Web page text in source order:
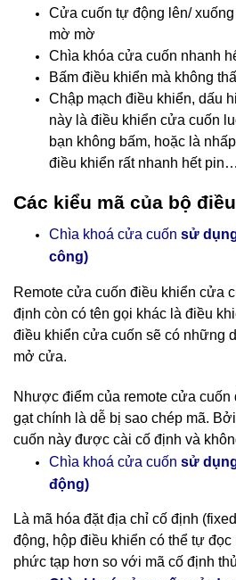
Cửa cuốn tự động lên/
mờ mờ
Chìa khóa cửa cuốn nhanh
Bấm điều khiển mà không
Chập mạch điều khiển, dấu
này là điều khiển cửa cuốn
bạn không bấm, hoặc là
điều khiển rất nhanh hết pin…
Các kiểu mã của bộ
Chìa khoá cửa cuốn sử
công)
Remote cửa cuốn điều khiển cửa
định còn có tên gọi khác là điều
điều khiển cửa cuốn sẽ có những
mở cửa.
Nhược điểm của remote cửa cuốn
gạt chính là dễ bị sao chép mã.
cuốn này được cài cố định và
Chìa khoá cửa cuốn sử
động)
Là mã hóa đặt địa chỉ cố định
động, hộp điều khiển có thể tự đọc
phức tạp hơn so với mã cố định